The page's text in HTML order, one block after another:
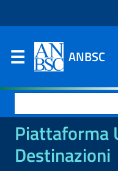
ANBSC
per:
Piattaforma
Destinazioni